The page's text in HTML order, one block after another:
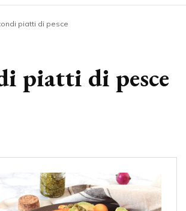
piatti di pesce
piatti di pesce